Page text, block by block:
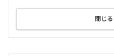
閉じる